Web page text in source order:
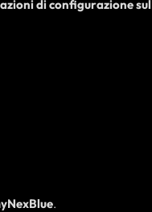
di configurazione sul
.